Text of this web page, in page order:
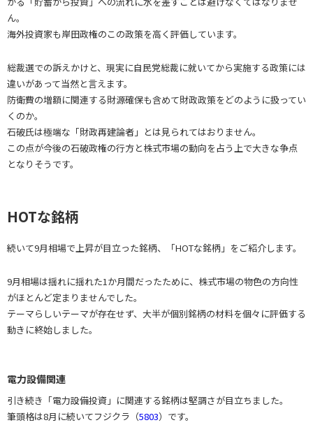
ん。
海外投資家も岸田政権のこの政策を高く評価しています。
総裁選での訴えかけと、現実に自民党総裁に就いてから実施する政策には
違いがあって当然と言えます。
防衛費の増額に関連する財源確保も含めて財政政策をどのように扱ってい
くのか。
石破氏は極端な「財政再建論者」とは見られてはおりません。
この点が今後の石破政権の行方と株式市場の動向を占う上で大きな争点
となりそうです。
HOTな銘柄
続いて9月相場で上昇が目立った銘柄、「HOTな銘柄」をご紹介します。
9月相場は揺れに揺れた1か月間だったために、株式市場の物色の方向性
がほとんど定まりませんでした。
テーマらしいテーマが存在せず、大半が個別銘柄の材料を個々に評価する
動きに終始しました。
電力設備関連
引き続き「電力設備投資」に関連する銘柄は堅調さが目立ちました。
筆頭格は8月に続いてフジクラ（5803）です。